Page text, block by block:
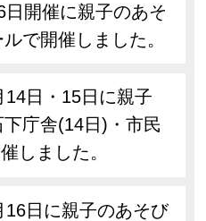
日開催に親子のあそ
で開催しました。
14日・15日に親子
庁舎(14日)・市民
しました。
16日に親子のあそび